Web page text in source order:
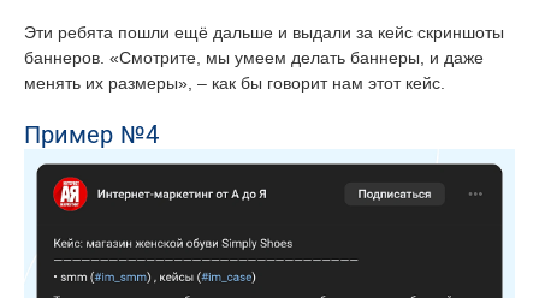
Эти ребята пошли ещё дальше и выдали за кейс скриншоты
баннеров. «Смотрите, мы умеем делать баннеры, и даже
менять их размеры», – как бы говорит нам этот кейс.
Пример №4